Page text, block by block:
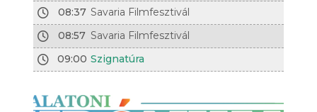
08:37 Savaria Filmfesztivál
08:57 Savaria Filmfesztivál
09:00 Szignatúra